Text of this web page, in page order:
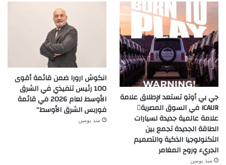
جي بي أوتو تستعد لإطلاق علامة
iCAUR في السوق المصرية
علامة عالمية جديدة لسيارات
الطاقة الجديدة تجمع بين
التكنولوجيا الذكية والتصميم
الجريء وروح المغامر
منذ يومين
انكوش ارورا ضمن قائمة أقوى
100 رئيس تنفيذي في الشرق
الأوسط لعام 2026 في قائمة
فوربس الشرق الأوسط”
منذ يومين